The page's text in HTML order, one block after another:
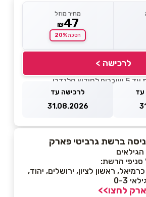
מחיר מוזל
₪47
חסכת20%
לרכישה >
קלנדרי
עד
לרכישה עד
31.08.2026
ברשת גרביטי פארק
הרשת:
ראשון לציון, ירושלים, יהוד,
0-3
לחצו>>